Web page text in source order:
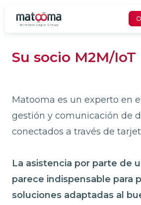
Su socio M2M/IoT
Matooma es un experto en
gestión y comunicación de
conectados a través de
La asistencia por parte de
parece indispensable para
soluciones adaptadas al